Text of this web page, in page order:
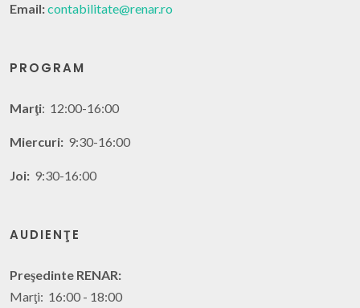
Email:contabilitate@renar.ro
PROGRAM
Marţi: 12:00-16:00
Miercuri: 9:30-16:00
Joi: 9:30-16:00
AUDIENŢE
Preşedinte RENAR:
Marţi: 16:00 - 18:00